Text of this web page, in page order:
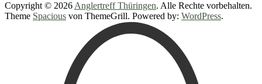
Copyright © 2026 Anglertreff Thüringen. Alle Rechte vorbehalten.
Theme Spacious von ThemeGrill. Powered by: WordPress.